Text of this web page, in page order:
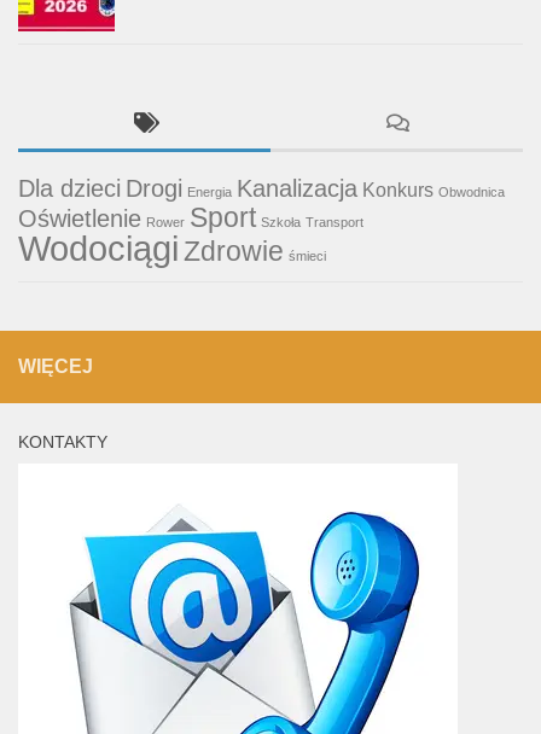
Dla dzieci Drogi Energia Kanalizacja Konkurs Obwodnica
Oświetlenie Rower Sport Szkoła Transport
WodociągiZdrowie śmieci
WIĘCEJ
KONTAKTY